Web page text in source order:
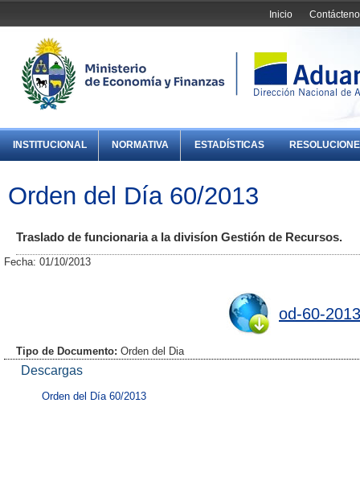
Inicio
INSTITUCIONAL NORMATIVA ESTADÍSTICAS
Orden del Día 60/2013
Traslado de funcionaria a la divisíon Gestión de Recursos.
Fecha: 01/10/2013
od-60-
Tipo de Documento: Orden del Dia
Descargas
Orden del Día 60/2013